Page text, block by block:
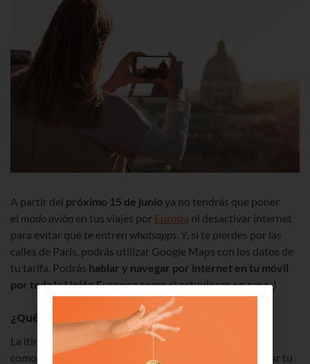
A partir del próximo 15 de junio ya no tendrás que poner
el modo avión en tus viajes por Europa ni desactivar internet
para evitar que te entren whatsapps. Y, si te pierdes por las
calles de París, podrás utilizar Google Maps con los datos de
tu tarifa. Podrás hablar y navegar por internet en tu móvil
por toda la Unión Europea como si estuvieras en casa;)
¿Qué es el roaming?
La itinerancia de voz y datos, también conocida
como
roaming
, es el proceso que permite que puedas usar tu